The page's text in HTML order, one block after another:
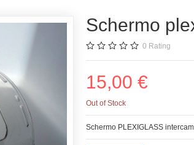
Schermo
0 Rating
15,00 €
Out of Stock
Schermo PLEXIGLASS